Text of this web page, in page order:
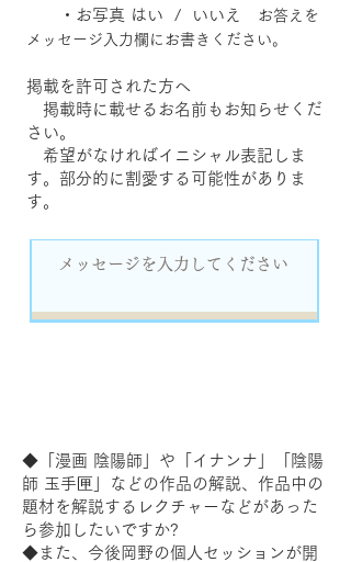
・お写真 はい / いいえ
お答えを
メッセージ入力欄にお書きください。
掲載を許可された方へ
掲載時に載せるお名前もお知らせくだ
さい。
希望がなければイニシャル表記しま
す。部分的に割愛する可能性がありま
す。
◆「漫画 陰陽師」や「イナンナ」「陰陽
師 玉手匣」などの作品の解説、作品中の
題材を解説するレクチャーなどがあった
ら参加したいですか?
◆また、今後岡野の個人セッションが開